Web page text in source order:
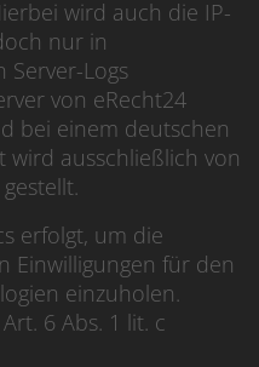
wird auch die IP-
nur in
Server-Logs
von eRecht24
bei einem deutschen
wird ausschließlich von
erfolgt, um die
Einwilligungen für den
einzuholen.
6 Abs. 1 lit. c